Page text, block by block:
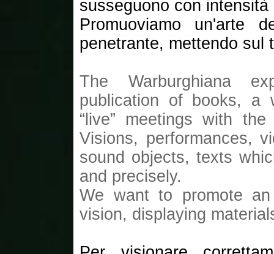
susseguono con
Promuoviamo un'arte
penetrante, mettendo sul
The Warburghiana
publication of books, a
“live” meetings with
Visions, performances,
sound objects, texts
and precisely.
We want to promote
vision, displaying